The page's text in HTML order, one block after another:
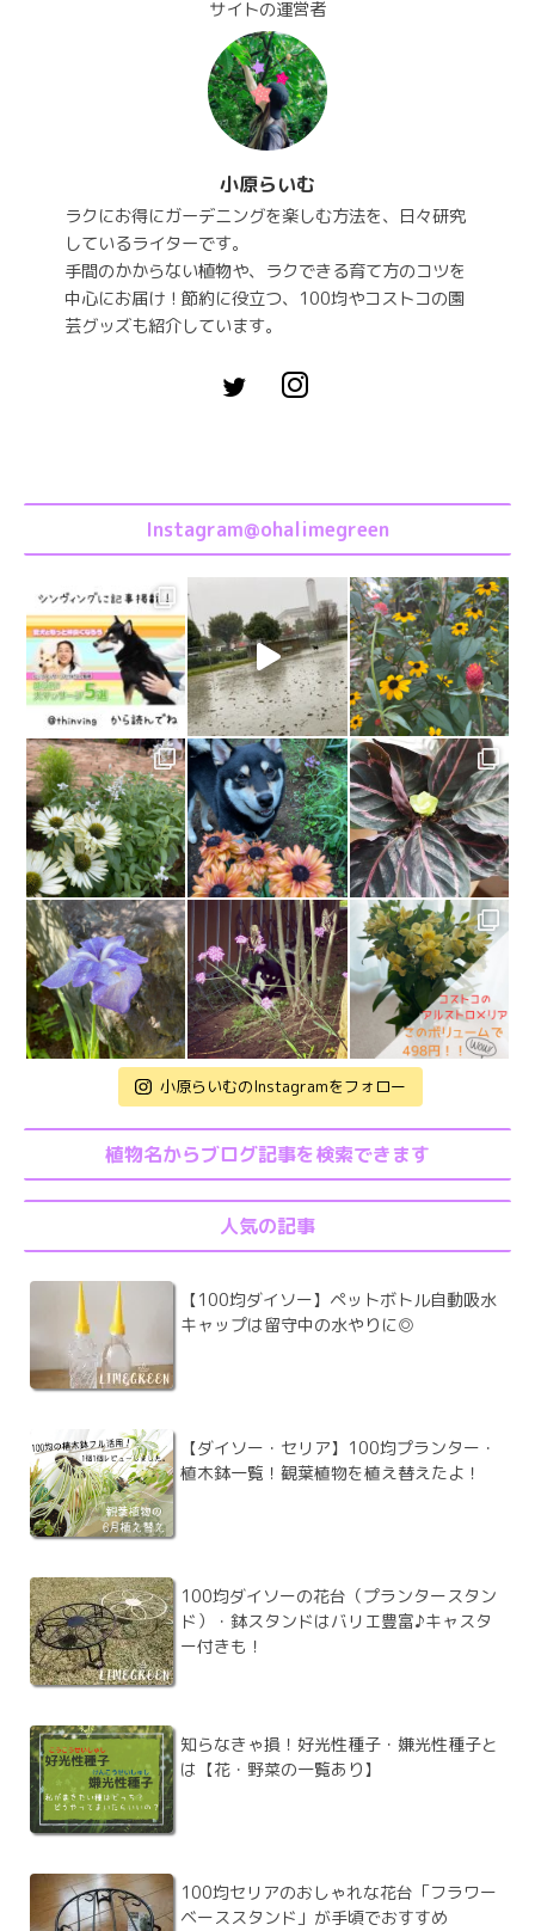
サイトの運営者
小原らいむ
ラクにお得にガーデニングを楽しむ方法を、日々研究
しているライターです。
手間のかからない植物や、ラクできる育て方のコツを
中心にお届け！節約に役立つ、100均やコストコの園
芸グッズも紹介しています。
Instagram@ohalimegreen
小原らいむのInstagramをフォロー
植物名からブログ記事を検索できます
人気の記事
【100均ダイソー】ペットボトル自動吸水
キャップは留守中の水やりに◎
【ダイソー・セリア】100均プランター・
植木鉢一覧！観葉植物を植え替えたよ！
100均ダイソーの花台（プランタースタン
ド）・鉢スタンドはバリエ豊富♪キャスタ
ー付きも！
知らなきゃ損！好光性種子・嫌光性種子と
は【花・野菜の一覧あり】
100均セリアのおしゃれな花台「フラワー
ベーススタンド」が手頃でおすすめ